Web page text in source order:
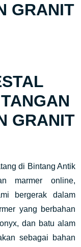
GRANIT
GRANIT
di Bintang Antik
marmer online,
bergerak dalam
yang berbahan
dan batu alam
sebagai bahan